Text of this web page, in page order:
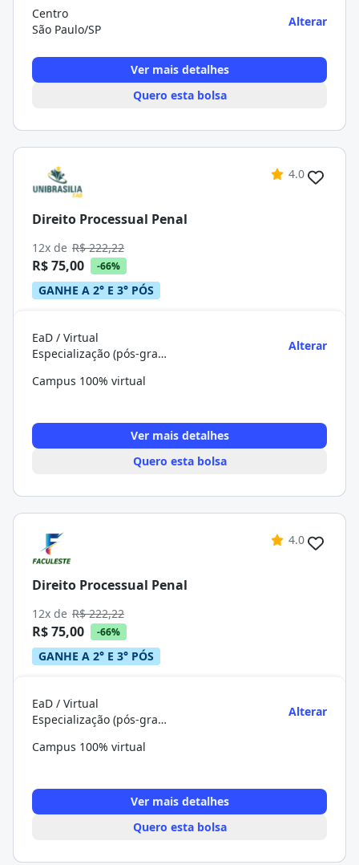
Centro
São Paulo/SP
Alterar
Ver mais detalhes
Quero esta bolsa
4.0
Direito Processual Penal
12x de R$ 222,22
R$ 75,00 -66%
GANHE A 2° E 3° PÓS
EaD / Virtual
Especialização (pós-graduação)
Alterar
Campus 100% virtual
Ver mais detalhes
Quero esta bolsa
4.0
Direito Processual Penal
12x de R$ 222,22
R$ 75,00 -66%
GANHE A 2° E 3° PÓS
EaD / Virtual
Especialização (pós-graduação)
Alterar
Campus 100% virtual
Ver mais detalhes
Quero esta bolsa